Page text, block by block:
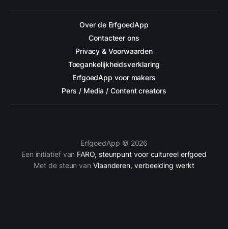
Over de ErfgoedApp
Contacteer ons
Privacy & Voorwaarden
Toegankelijkheidsverklaring
ErfgoedApp voor makers
Pers / Media / Content creators
ErfgoedApp © 2026
Een initiatief van FARO, steunpunt voor cultureel erfgoed
Met de steun van Vlaanderen, verbeelding werkt